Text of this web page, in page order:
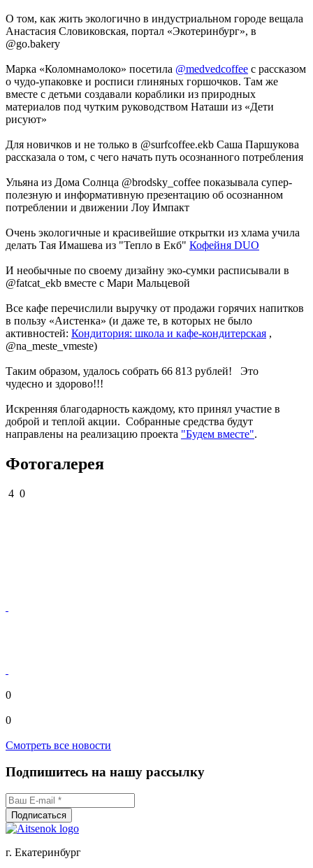
О том, как жить экологично в индустриальном городе вещала
Анастасия Словиковская, портал «Экотеринбург», в
@go.bakery
Марка «Коломнамолоко» посетила @medvedcoffee с рассказом
о чудо-упаковке и росписи глиняных горшочков. Там же
вместе с детьми создавали кораблики из природных
материалов под чутким руководством Наташи из «Дети
рисуют»
Для новичков и не только в @surfcoffee.ekb Саша Паршукова
рассказала о том, с чего начать путь осознанного потребления
Ульяна из Дома Солнца @brodsky_coffee показывала супер-
полезную и информативную презентацию об осознанном
потреблении и движении Лоу Импакт
Очень экологичные и красивейшие открытки из хлама учила
делать Тая Имашева из "Тепло в Екб" Кофейня DUO
И необычные по своему дизайну эко-сумки расписывали в
@fatcat_ekb вместе с Мари Мальцевой
Все кафе перечислили выручку от продажи горячих напитков
в пользу «Аистенка» (и даже те, в которых не было
активностей: Кондитория: школа и кафе-кондитерская ,
@na_meste_vmeste)
Таким образом, удалось собрать 66 813 рублей! Это
чудесно и здорово!!!
Искренняя благодарность каждому, кто принял участие в
доброй и теплой акции. Собранные средства будут
направлены на реализацию проекта "Будем вместе".
Фотогалерея
4 0
0
0
Смотреть все новости
Подпишитесь на нашу рассылку
г. Екатеринбург